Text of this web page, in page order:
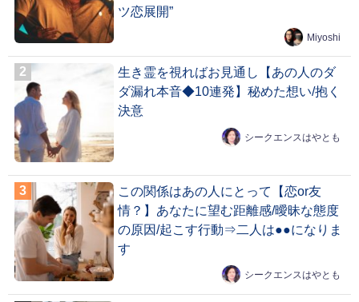
ツ恋展開”
Miyoshi
生き霊を視ればお見通し【あの人のダ
ダ漏れ本音◆10連発】秘めた想い/抱く
決意
シークエンスはやとも
この関係はあの人にとって【恋or友
情？】あなたに望む距離感/曖昧な態度
の原因/起こす行動⇒二人は●●になりま
す
シークエンスはやとも